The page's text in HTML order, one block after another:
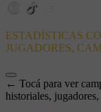
ESTADÍSTICAS
JUGADORES,
← Tocá para ver
historiales,